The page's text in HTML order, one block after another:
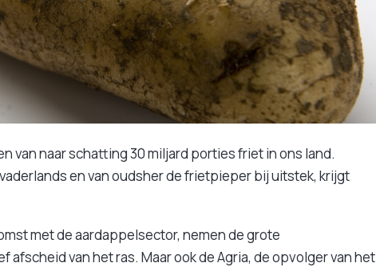
van naar schatting 30 miljard porties friet in ons land.
en van oudsher de frietpieper bij uitstek, krijgt
met de aardappelsector, nemen de grote
van het ras. Maar ook de Agria, de opvolger van het